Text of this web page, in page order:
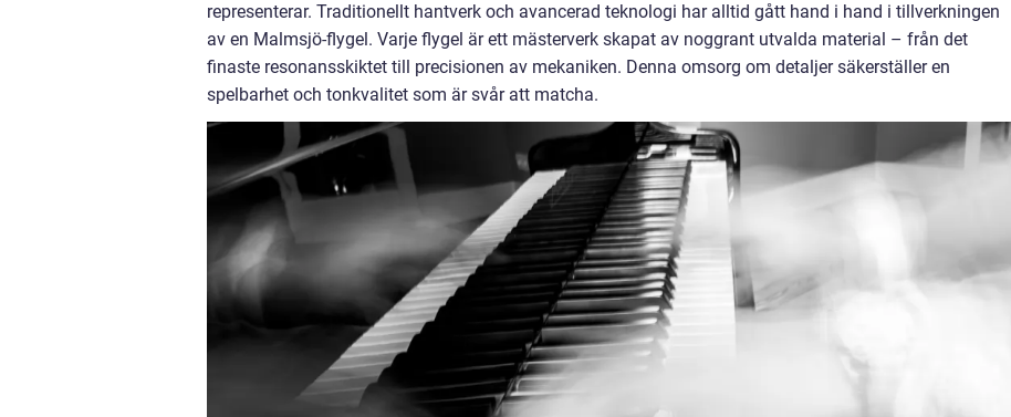
representerar. Traditionellt hantverk och avancerad teknologi har alltid gått hand i hand i tillverkningen
av en Malmsjö-flygel. Varje flygel är ett mästerverk skapat av noggrant utvalda material – från det
finaste resonansskiktet till precisionen av mekaniken. Denna omsorg om detaljer säkerställer en
spelbarhet och tonkvalitet som är svår att matcha.